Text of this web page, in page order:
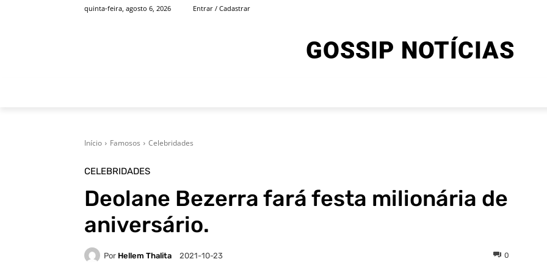
quinta-feira, agosto 6, 2026 Entrar / Cadastrar
GOSSIP NOTÍCIAS
Início Famosos Celebridades
CELEBRIDADES
Deolane Bezerra fará festa milionária de
aniversário.
Por Hellem Thalita 2021-10-23 0